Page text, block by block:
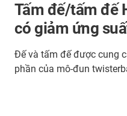
Tấm đế/tấm đế
có giảm ứng
Đế và tấm đế được cung
phần của mô-đun